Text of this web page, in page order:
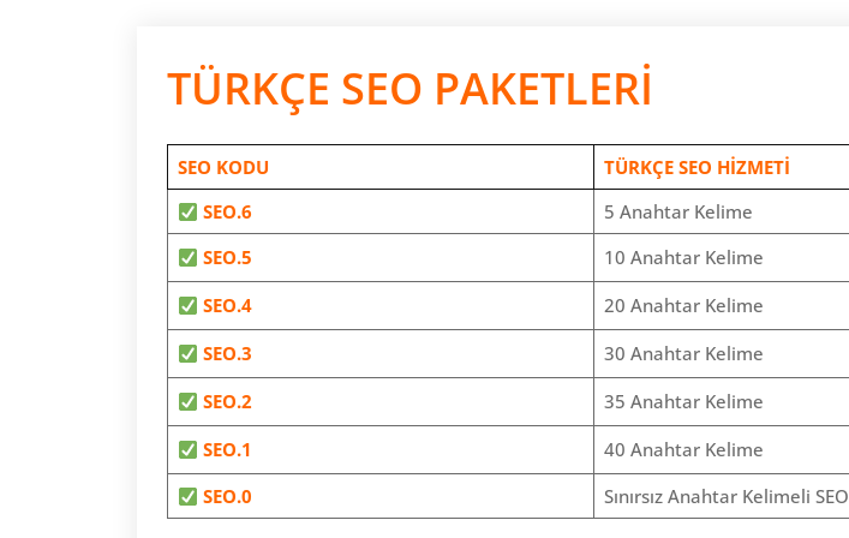
TÜRKÇE SEO PAKETLERİ
SEO KODU TÜRKÇE SEO HİZMETİ
SEO.6
5 Anahtar Kelime
SEO.5
10 Anahtar Kelime
SEO.4
20 Anahtar Kelime
SEO.3
30 Anahtar Kelime
SEO.2
35 Anahtar Kelime
SEO.1
40 Anahtar Kelime
SEO.0
Sınırsız Anahtar Kelimeli SEO